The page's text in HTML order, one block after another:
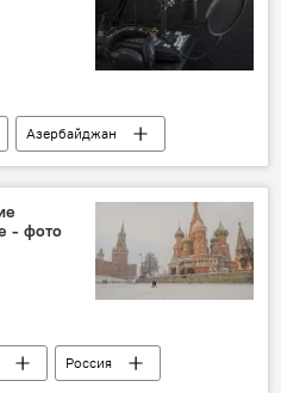
Азербайджан
- фото
Россия